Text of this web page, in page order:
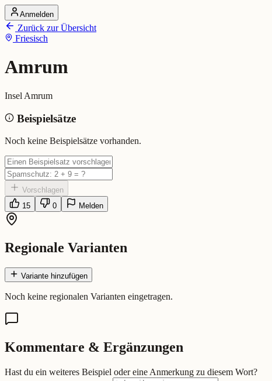
Startseite
Alle Dialekte
Dialekte vergleichen
Ranking
Amrum (Friesisch)
Bedeutung:Insel Amrum
Beispiel:Urlaub auf Amrum.
Anmelden
Zurück zur Übersicht
Friesisch
Amrum
Insel Amrum
Beispielsätze
Noch keine Beispielsätze vorhanden.
Vorschlagen
15
0 Melden
Regionale Varianten
Variante hinzufügen
Noch keine regionalen Varianten eingetragen.
Kommentare & Ergänzungen
Hast du ein weiteres Beispiel oder eine Anmerkung zu diesem Wort?